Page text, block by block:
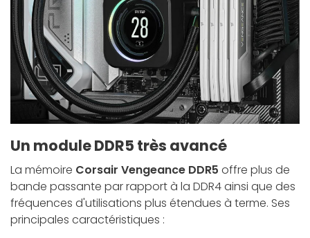
Un module DDR5 très avancé
La mémoire Corsair Vengeance DDR5 offre plus de
bande passante par rapport à la DDR4 ainsi que des
fréquences d'utilisations plus étendues à terme. Ses
principales caractéristiques :